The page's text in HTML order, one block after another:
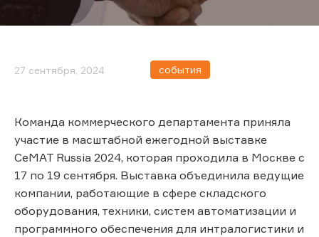
27 сентября, 2024 события
Команда коммерческого департамента приняла
участие в масштабной ежегодной выставке
СеМАТ Russia 2024, которая проходила в Москве с
17 по 19 сентября. Выставка объединила ведущие
компании, работающие в сфере складского
оборудования, техники, систем автоматизации и
программного обеспечения для интралогистики и